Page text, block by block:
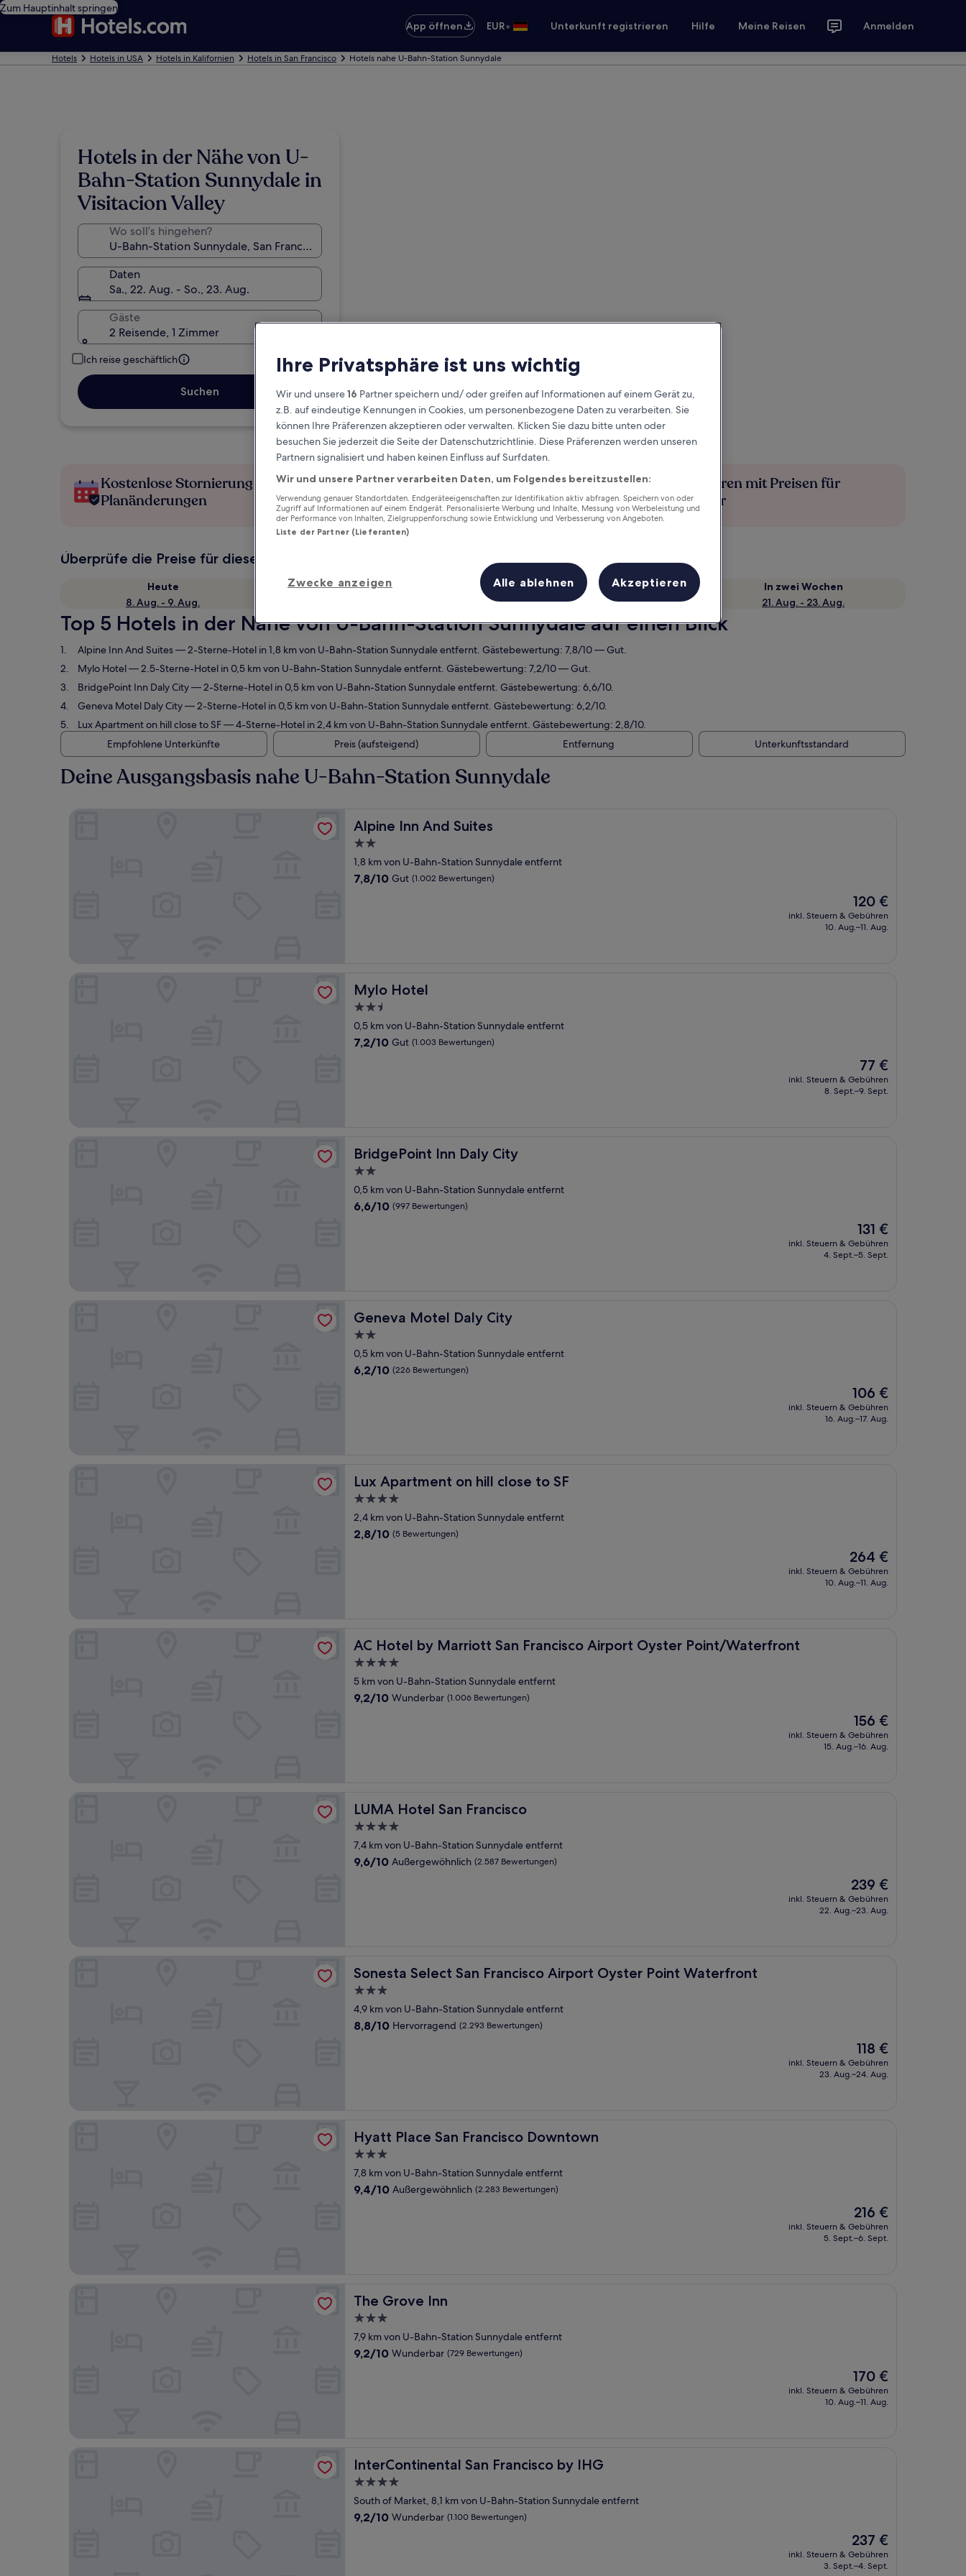
Zum Hauptinhalt springen
App öffnen
EUR• Unterkunft registrieren Hilfe Meine Reisen Anmelden
Hotels Hotels in USA Hotels in Kalifornien Hotels in San Francisco Hotels nahe U-Bahn-Station Sunnydale
Hotels in der Nähe von U-
Bahn-Station Sunnydale in
Visitacion Valley
Wo soll’s hingehen?
Daten
Sa., 22. Aug. - So., 23. Aug.
Gäste
2 Reisende, 1 Zimmer
Ich reise geschäftlich
Suchen
Kostenlose Stornierung bei
Planänderungen
Verdiene Prämien für jede
wahrgenommene Übernachtung
Mehr sparen mit Preisen für
Mitglieder
Überprüfe die Preise für diese Daten
Heute
8. Aug. - 9. Aug.
Morgen
Nächstes Wochenende
14. Aug. - 16. Aug.
In zwei Wochen
21. Aug. - 23. Aug.
Top 5 Hotels in der Nähe von U-Bahn-Station Sunnydale auf einen Blick
Alpine Inn And Suites— 2-Sterne-Hotel in 1,8 km von U-Bahn-Station Sunnydale entfernt. Gästebewertung: 7,8/10 — Gut.
Mylo Hotel— 2.5-Sterne-Hotel in 0,5 km von U-Bahn-Station Sunnydale entfernt. Gästebewertung: 7,2/10 — Gut.
BridgePoint Inn Daly City— 2-Sterne-Hotel in 0,5 km von U-Bahn-Station Sunnydale entfernt. Gästebewertung: 6,6/10.
Geneva Motel Daly City— 2-Sterne-Hotel in 0,5 km von U-Bahn-Station Sunnydale entfernt. Gästebewertung: 6,2/10.
Lux Apartment on hill close to SF— 4-Sterne-Hotel in 2,4 km von U-Bahn-Station Sunnydale entfernt. Gästebewertung: 2,8/10.
Empfohlene Unterkünfte
Preis (aufsteigend) Entfernung Unterkunftsstandard
Deine Ausgangsbasis nahe U-Bahn-Station Sunnydale
Alpine Inn And Suites
Alpine Inn And Suites
2.0-
Sterne-
Unterkunft
1,8 km von U-Bahn-Station Sunnydale entfernt
7.8
7,8/10 Gut (1.002 Bewertungen)
Der
Preis
beträgt
120 €
inkl. Steuern & Gebühren
10. Aug.–11. Aug.
Mylo Hotel
Mylo Hotel
2.5-
Sterne-
Unterkunft
0,5 km von U-Bahn-Station Sunnydale entfernt
7.2
7,2/10 Gut (1.003 Bewertungen)
Der
Preis
beträgt
77 €
inkl. Steuern & Gebühren
8. Sept.–9. Sept.
BridgePoint Inn Daly City
BridgePoint Inn Daly City
2.0-
Sterne-
Unterkunft
0,5 km von U-Bahn-Station Sunnydale entfernt
6.6
6,6/10 (997 Bewertungen)
Der
Preis
beträgt
131 €
inkl. Steuern & Gebühren
4. Sept.–5. Sept.
Geneva Motel Daly City
Geneva Motel Daly City
2.0-
Sterne-
Unterkunft
0,5 km von U-Bahn-Station Sunnydale entfernt
6.2
6,2/10 (226 Bewertungen)
Der
Preis
beträgt
106 €
inkl. Steuern & Gebühren
16. Aug.–17. Aug.
Lux Apartment on hill close to SF
Lux Apartment on hill close to SF
4.0-
Sterne-
Unterkunft
2,4 km von U-Bahn-Station Sunnydale entfernt
2.8
2,8/10 (5 Bewertungen)
Der
Preis
beträgt
264 €
inkl. Steuern & Gebühren
10. Aug.–11. Aug.
AC Hotel by Marriott San Francisco Airport Oyster Point/Waterfront
AC Hotel by Marriott San Francisco Airport Oyster Point/Waterfront
4.0-
Sterne-
Unterkunft
5 km von U-Bahn-Station Sunnydale entfernt
9.2
9,2/10 Wunderbar (1.006 Bewertungen)
Der
Preis
beträgt
156 €
inkl. Steuern & Gebühren
15. Aug.–16. Aug.
AC Hotel by Marriott San Francisco Airport Oyster Point/Waterfront
LUMA Hotel San Francisco
LUMA Hotel San Francisco
4.0-
Sterne-
Unterkunft
7,4 km von U-Bahn-Station Sunnydale entfernt
9.6
9,6/10 Außergewöhnlich (2.587 Bewertungen)
Der
Preis
beträgt
239 €
inkl. Steuern & Gebühren
22. Aug.–23. Aug.
Sonesta Select San Francisco Airport Oyster Point Waterfront
Sonesta Select San Francisco Airport Oyster Point Waterfront
3.0-
Sterne-
Unterkunft
4,9 km von U-Bahn-Station Sunnydale entfernt
8.8
8,8/10 Hervorragend (2.293 Bewertungen)
Der
Preis
beträgt
118 €
inkl. Steuern & Gebühren
23. Aug.–24. Aug.
Sonesta Select San Francisco Airport Oyster Point Waterfront
Hyatt Place San Francisco Downtown
Hyatt Place San Francisco Downtown
3.0-
Sterne-
Unterkunft
7,8 km von U-Bahn-Station Sunnydale entfernt
9.4
9,4/10 Außergewöhnlich (2.283 Bewertungen)
Der
Preis
beträgt
216 €
inkl. Steuern & Gebühren
5. Sept.–6. Sept.
The Grove Inn
The Grove Inn
3.0-
Sterne-
Unterkunft
7,9 km von U-Bahn-Station Sunnydale entfernt
9.2
9,2/10 Wunderbar (729 Bewertungen)
Der
Preis
beträgt
170 €
inkl. Steuern & Gebühren
10. Aug.–11. Aug.
InterContinental San Francisco by IHG
InterContinental San Francisco by IHG
4.0-
Sterne-
Unterkunft
South of Market, 8,1 km von U-Bahn-Station Sunnydale entfernt
9.2
9,2/10 Wunderbar (1.100 Bewertungen)
Der
Preis
beträgt
237 €
inkl. Steuern & Gebühren
3. Sept.–4. Sept.
Ihre Privatsphäre ist uns wichtig
Wir und unsere16 Partner speichern und/ oder greifen auf Informationen auf einem Gerät zu,
z.B. auf eindeutige Kennungen in Cookies, um personenbezogene Daten zu verarbeiten. Sie
können Ihre Präferenzen akzeptieren oder verwalten. Klicken Sie dazu bitte unten oder
besuchen Sie jederzeit die Seite der Datenschutzrichtlinie. Diese Präferenzen werden unseren
Partnern signalisiert und haben keinen Einfluss auf Surfdaten.
Wir und unsere Partner verarbeiten Daten, um Folgendes bereitzustellen:
Verwendung genauer Standortdaten. Endgeräteeigenschaften zur Identifikation aktiv abfragen. Speichern von oder
Zugriff auf Informationen auf einem Endgerät. Personalisierte Werbung und Inhalte, Messung von Werbeleistung und
der Performance von Inhalten, Zielgruppenforschung sowie Entwicklung und Verbesserung von Angeboten.
Liste der Partner (Lieferanten)
Zwecke anzeigen Alle ablehnen Akzeptieren